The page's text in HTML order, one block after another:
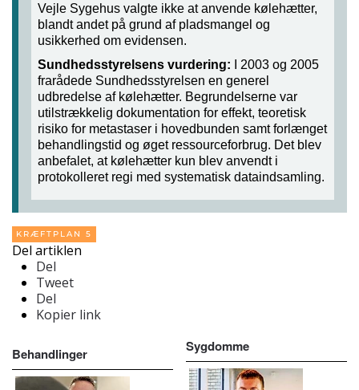
Vejle Sygehus valgte ikke at anvende kølehætter,
blandt andet på grund af pladsmangel og
usikkerhed om evidensen.
Sundhedsstyrelsens vurdering: I 2003 og 2005
frarådede Sundhedsstyrelsen en generel
udbredelse af kølehætter. Begrundelserne var
utilstrækkelig dokumentation for effekt, teoretisk
risiko for metastaser i hovedbunden samt forlænget
behandlingstid og øget ressourceforbrug. Det blev
anbefalet, at kølehætter kun blev anvendt i
protokolleret regi med systematisk dataindsamling.
KRÆFTPLAN 5
Del artiklen
Del
Tweet
Del
Kopier link
Behandlinger Sygdomme